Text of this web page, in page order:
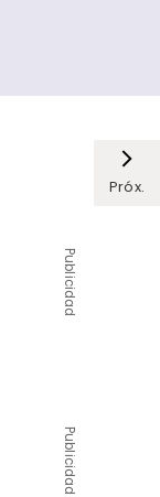
Próx.
Publicidad
Publicidad